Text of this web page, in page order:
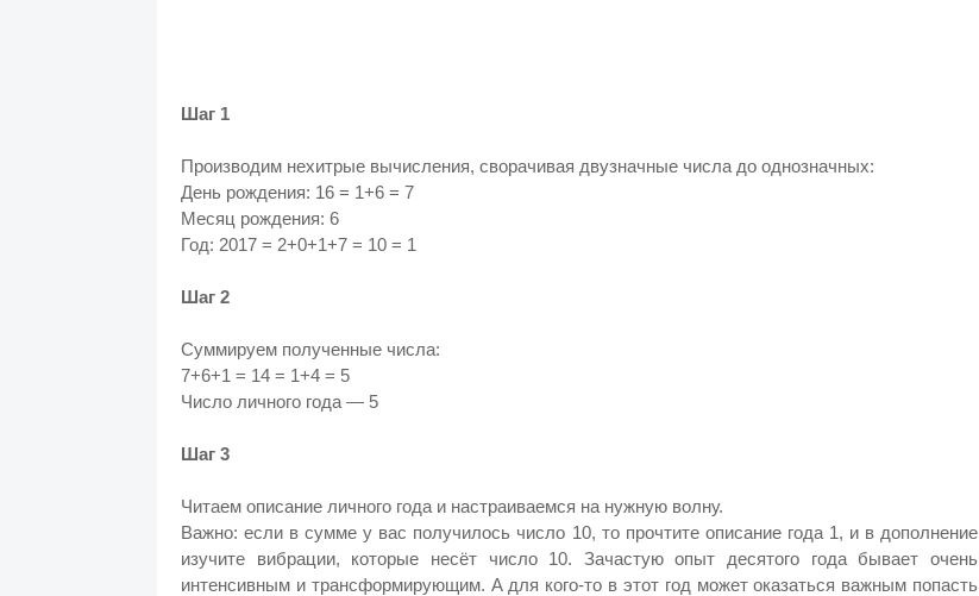
Шаг 1
Производим нехитрые вычисления, сворачивая двузначные числа до однозначных:
День рождения: 16 = 1+6 = 7
Месяц рождения: 6
Год: 2017 = 2+0+1+7 = 10 = 1
Шаг 2
Суммируем полученные числа:
7+6+1 = 14 = 1+4 = 5
Число личного года — 5
Шаг 3
Читаем описание личного года и настраиваемся на нужную волну.
Важно: если в сумме у вас получилось число 10, то прочтите описание года 1, и в дополнение
изучите вибрации, которые несёт число 10. Зачастую опыт десятого года бывает очень
интенсивным и трансформирующим. А для кого-то в этот год может оказаться важным попасть